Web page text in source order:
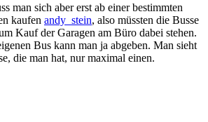
man sich aber erst ab einer bestimmten
kaufen andy_stein, also müssten die Busse
Kauf der Garagen am Büro dabei stehen.
Bus kann man ja abgeben. Man sieht
die man hat, nur maximal einen.